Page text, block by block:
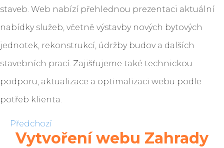
staveb. Web nabízí přehlednou prezentaci aktuální
nabídky služeb, včetně výstavby nových bytových
jednotek, rekonstrukcí, údržby budov a dalších
stavebních prací. Zajišťujeme také technickou
podporu, aktualizace a optimalizaci webu podle
potřeb klienta.
Předchozí
Vytvoření webu Zahrady